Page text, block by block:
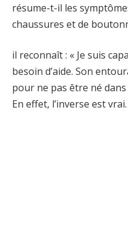
résume-t-il les
chaussures et de
il reconnaît : « Je suis
besoin d’aide. Son
pour ne pas être né
En effet, l’inverse est vrai.